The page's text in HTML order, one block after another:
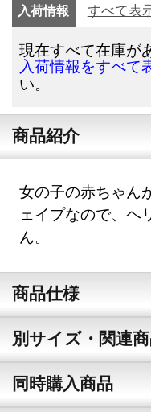
入荷情報 すべて表
現在すべて在庫が
入荷情報をすべて
い。
商品紹介
女の子の赤ちゃん
ェイプなので、ヘ
ん。
商品仕様
別サイズ・関連
同時購入商品